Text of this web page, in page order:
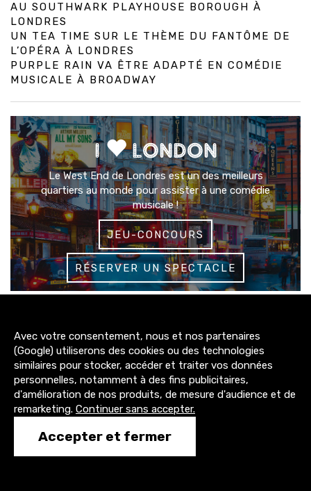
AU SOUTHWARK PLAYHOUSE BOROUGH À
LONDRES
UN TEA TIME SUR LE THÈME DU FANTÔME DE
L’OPÉRA À LONDRES
PURPLE RAIN VA ÊTRE ADAPTÉ EN COMÉDIE
MUSICALE À BROADWAY
I LONDON
Le West End de Londres est un des meilleurs
quartiers au monde pour assister à une comédie
musicale !
JEU-CONCOURS
RÉSERVER UN SPECTACLE
3200+
abonnés
4300+
abonnés
1500+
abonnés
Avec votre consentement, nous et nos partenaires
(Google) utiliserons des cookies ou des technologies
similaires pour stocker, accéder et traiter vos données
personnelles, notamment à des fins publicitaires,
d'amélioration de nos produits, de mesure d'audience et de
remarketing. Continuer sans accepter.
Accepter et fermer